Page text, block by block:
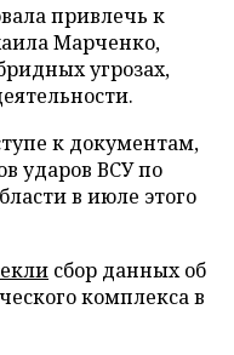
привлечь к
Марченко,
угрозах,
к документам,
ударов ВСУ по
в июле этого
сбор данных об
комплекса в